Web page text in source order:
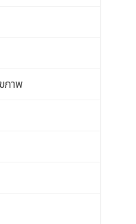
ภาพ